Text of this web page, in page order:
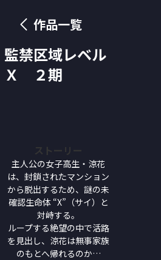
作品一覧
監禁区域レベル
Ｘ ２期
ストーリー
主人公の女子高生・涼花
は、封鎖されたマンション
から脱出するため、謎の未
確認生命体 “X”（サイ）と
対峙する。
ループする絶望の中で活路
を見出し、涼花は無事家族
のもとへ帰れるのか…